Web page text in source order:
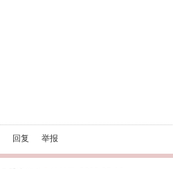
回复 举报